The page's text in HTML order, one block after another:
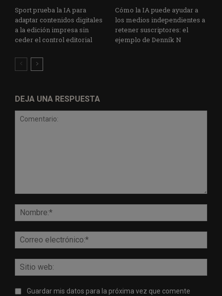
Sport prueba la IA para
adaptar contenidos digitales
a la edición impresa sin
ceder el control editorial
Cómo la IA puede ayudar a
los medios independientes a
retener suscriptores: el
ejemplo de Denník N
DEJA UNA RESPUESTA
Guardar mis datos para la próxima vez que comente